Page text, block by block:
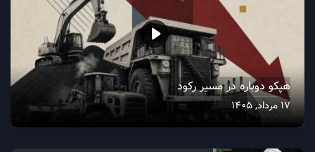
هپکو دوباره در مسیر رکود
17 مرداد, 1405